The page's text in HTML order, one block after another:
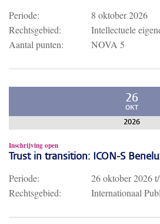
Periode:
8 oktober 2026
Rechtsgebied:
Intellectuele
Aantal punten:
NOVA 5
26
OKT
2026
Inschrijving open
Trust in transition: ICON-S
Periode: 26 oktober 2026
Rechtsgebied:
Internationaal